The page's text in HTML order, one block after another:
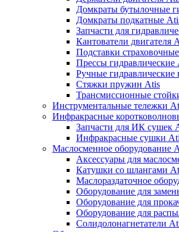
Домкраты бутылочные
Домкраты подкатные
Запчасти для
Кантователи двигателя
Подставки
Прессы гидравлические
Ручные гидравлические
Стяжки пружин Atis
Трансмиссионные
Инструментальные тележки
Инфракрасные
Запчасти для ИК сушек
Инфракрасные сушки
Маслосменное оборудование
Аксессуары для
Катушки со шлангами
Маслораздаточное
Оборудование для
Оборудование для
Оборудование для
Солидолонагнетатели